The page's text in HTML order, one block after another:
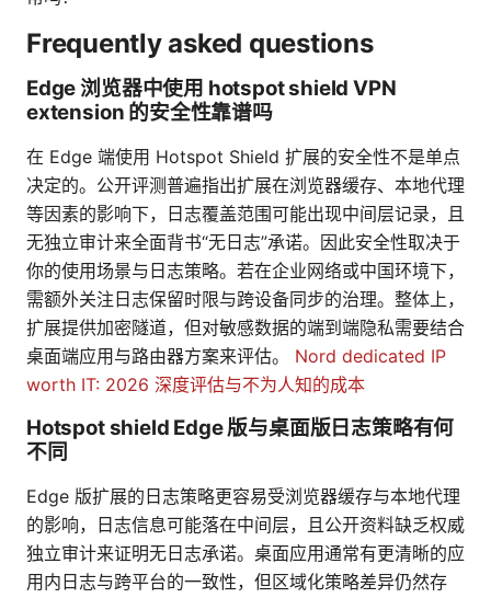
Frequently asked questions
Edge 浏览器中使用 hotspot shield VPN
extension 的安全性靠谱吗
在 Edge 端使用 Hotspot Shield 扩展的安全性不是单点
决定的。公开评测普遍指出扩展在浏览器缓存、本地代理
等因素的影响下，日志覆盖范围可能出现中间层记录，且
无独立审计来全面背书“无日志”承诺。因此安全性取决于
你的使用场景与日志策略。若在企业网络或中国环境下，
需额外关注日志保留时限与跨设备同步的治理。整体上，
扩展提供加密隧道，但对敏感数据的端到端隐私需要结合
桌面端应用与路由器方案来评估。 Nord dedicated IP
worth IT: 2026 深度评估与不为人知的成本
Hotspot shield Edge 版与桌面版日志策略有何
不同
Edge 版扩展的日志策略更容易受浏览器缓存与本地代理
的影响，日志信息可能落在中间层，且公开资料缺乏权威
独立审计来证明无日志承诺。桌面应用通常有更清晰的应
用内日志与跨平台的一致性，但区域化策略差异仍然存